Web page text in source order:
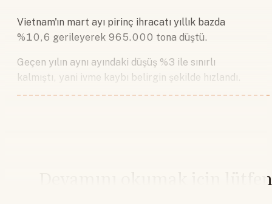
Vietnam'ın mart ayı pirinç ihracatı yıllık bazda
%10,6 gerileyerek 965.000 tona düştü.
Geçen yılın aynı ayındaki düşüş %3 ile sınırlı
kalmıştı, yani ivme kaybı belirgin şekilde hızlandı.
Devamını okumak için lütfen